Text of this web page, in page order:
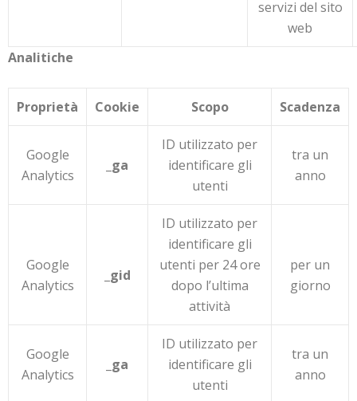
servizi del sito
web
Analitiche
Proprietà Cookie Scopo Scadenza
Google
Analytics
_ga
ID utilizzato per
identificare gli
utenti
tra un
anno
Google
Analytics
_gid
ID utilizzato per
identificare gli
utenti per 24 ore
dopo l’ultima
attività
per un
giorno
Google
Analytics
_ga
ID utilizzato per
identificare gli
utenti
tra un
anno